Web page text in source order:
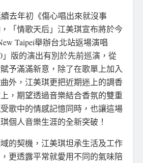
去年初《傷心唱出來就沒事
「情歌天后」江美琪宣布將於今
Taipei舉辦台北站返場演唱
版的演出有別於先前巡演，從
予滿滿新意，除了在歌單上加入
外，江美琪更把近期迷上的調香
，期望透過音樂結合香氛的雙重
歌中的情感記憶同時，也讓這場
個人音樂生涯的全新突破！
的契機，江美琪坦承生活及工作
更透露平常就愛用不同的氣味陪